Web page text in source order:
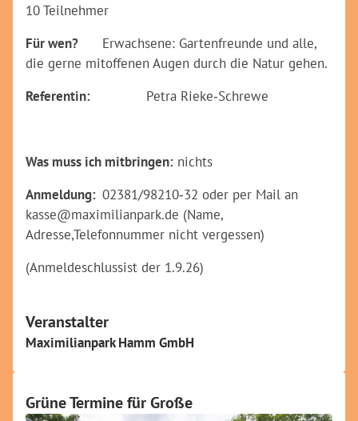
10 Teilnehmer
Für wen? Erwachsene: Gartenfreunde und alle,
die gerne mitoffenen Augen durch die Natur gehen.
Referentin: Petra Rieke‑Schrewe
Was muss ich mitbringen: nichts
Anmeldung: 02381/98210‑32 oder per Mail an
kasse@maximilianpark.de (Name,
Adresse,Telefonnummer nicht vergessen)
(Anmeldeschlussist der 1.9.26)
Veranstalter
Maximilianpark Hamm GmbH
Grüne Termine für Große